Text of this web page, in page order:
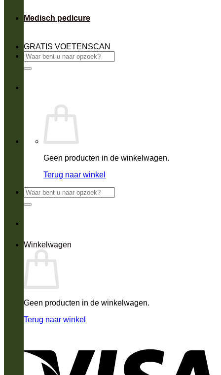
Medisch pedicure
GRATIS VOETENSCAN
Zoeken
naar:
Geen producten in de winkelwagen.
Terug naar winkel
Zoeken
naar:
Winkelwagen
Geen producten in de winkelwagen.
Terug naar winkel